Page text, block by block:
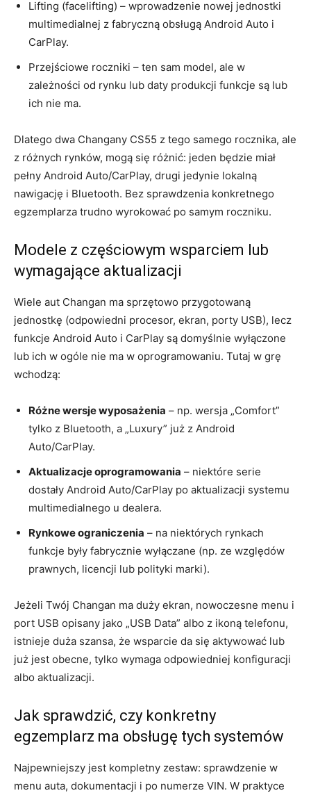
Lifting (facelifting) – wprowadzenie nowej jednostki
multimedialnej z fabryczną obsługą Android Auto i
CarPlay.
Przejściowe roczniki – ten sam model, ale w
zależności od rynku lub daty produkcji funkcje są lub
ich nie ma.
Dlatego dwa Changany CS55 z tego samego rocznika, ale
z różnych rynków, mogą się różnić: jeden będzie miał
pełny Android Auto/CarPlay, drugi jedynie lokalną
nawigację i Bluetooth. Bez sprawdzenia konkretnego
egzemplarza trudno wyrokować po samym roczniku.
Modele z częściowym wsparciem lub
wymagające aktualizacji
Wiele aut Changan ma sprzętowo przygotowaną
jednostkę (odpowiedni procesor, ekran, porty USB), lecz
funkcje Android Auto i CarPlay są domyślnie wyłączone
lub ich w ogóle nie ma w oprogramowaniu. Tutaj w grę
wchodzą:
Różne wersje wyposażenia – np. wersja „Comfort”
tylko z Bluetooth, a „Luxury” już z Android
Auto/CarPlay.
Aktualizacje oprogramowania – niektóre serie
dostały Android Auto/CarPlay po aktualizacji systemu
multimedialnego u dealera.
Rynkowe ograniczenia – na niektórych rynkach
funkcje były fabrycznie wyłączane (np. ze względów
prawnych, licencji lub polityki marki).
Jeżeli Twój Changan ma duży ekran, nowoczesne menu i
port USB opisany jako „USB Data” albo z ikoną telefonu,
istnieje duża szansa, że wsparcie da się aktywować lub
już jest obecne, tylko wymaga odpowiedniej konfiguracji
albo aktualizacji.
Jak sprawdzić, czy konkretny
egzemplarz ma obsługę tych systemów
Najpewniejszy jest kompletny zestaw: sprawdzenie w
menu auta, dokumentacji i po numerze VIN. W praktyce